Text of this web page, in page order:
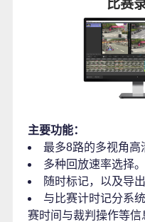
比赛
主要功能：
最多8路的多视角高
多种回放速率选择。
随时标记，以及导
与比赛计时记分系
赛时间与裁判操作等信